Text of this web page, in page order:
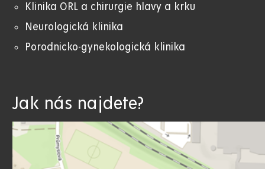
Klinika ORL a chirurgie hlavy a krku
Neurologická klinika
Porodnicko-gynekologická klinika
Jak nás najdete?